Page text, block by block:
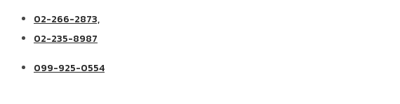
02-266-2873,
02-235-8987
099-925-0554